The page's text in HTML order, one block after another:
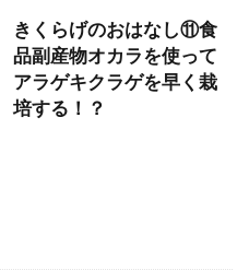
きくらげのおはなし⑪食
品副産物オカラを使って
アラゲキクラゲを早く栽
培する！？